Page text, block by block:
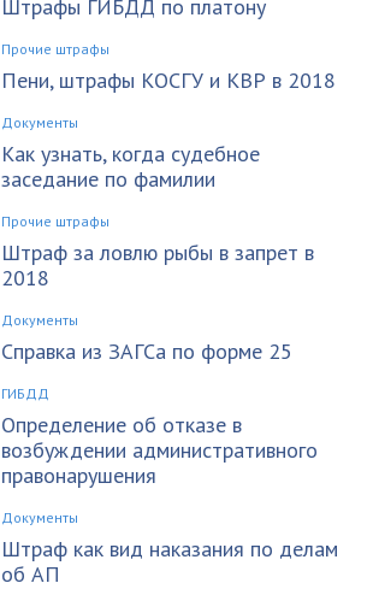
Штрафы ГИБДД по платону
Прочие штрафы
Пени, штрафы КОСГУ и КВР в 2018
Документы
Как узнать, когда судебное
заседание по фамилии
Прочие штрафы
Штраф за ловлю рыбы в запрет в
2018
Документы
Справка из ЗАГСа по форме 25
ГИБДД
Определение об отказе в
возбуждении административного
правонарушения
Документы
Штраф как вид наказания по делам
об АП